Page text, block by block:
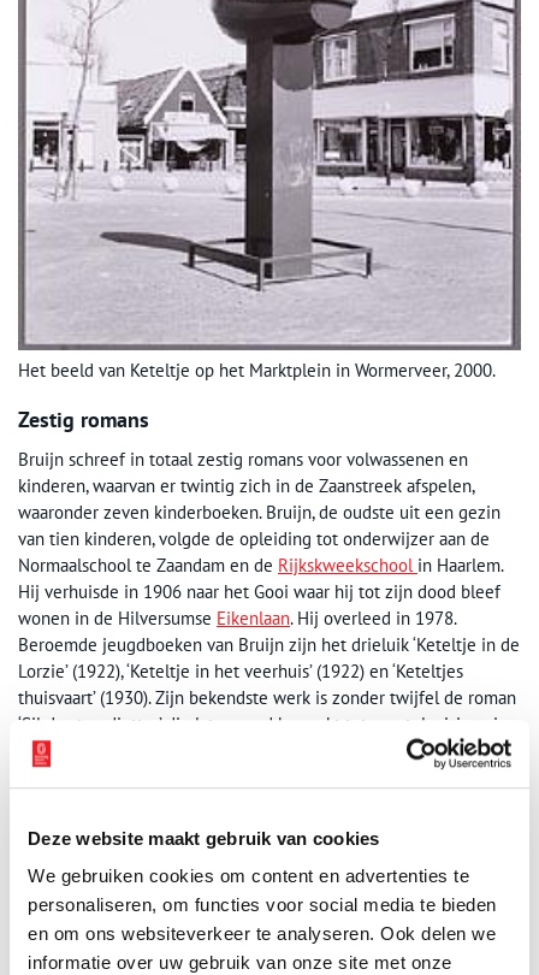
Deze website maakt gebruik van cookies
We gebruiken cookies om content en advertenties te
personaliseren, om functies voor social media te bieden
en om ons websiteverkeer te analyseren. Ook delen we
informatie over uw gebruik van onze site met onze
Het beeld van Keteltje op het Marktplein in Wormerveer, 2000.
Zestig romans
Bruijn schreef in totaal zestig romans voor volwassenen en
kinderen, waarvan er twintig zich in de Zaanstreek afspelen,
waaronder zeven kinderboeken. Bruijn, de oudste uit een gezin
van tien kinderen, volgde de opleiding tot onderwijzer aan de
Normaalschool te Zaandam en de Rijkskweekschool in Haarlem.
Hij verhuisde in 1906 naar het Gooi waar hij tot zijn dood bleef
wonen in de Hilversumse Eikenlaan. Hij overleed in 1978.
Beroemde jeugdboeken van Bruijn zijn het drieluik ‘Keteltje in de
Lorzie’ (1922), ‘Keteltje in het veerhuis’ (1922) en ‘Keteltjes
thuisvaart’ (1930). Zijn bekendste werk is zonder twijfel de roman
‘Sil de strandjutter’ die later werd bewerkt tot een televisieserie.
De naam van Cor Bruijn leeft nog altijd voort in Wormerveer. Er is
een straat naar hem vernoemd, het buurthuis aan het Marktplein
een beeldje van Keteltje.
Gevelsteen aan de Cor Bruijnweg te Wormerveer,
1998.